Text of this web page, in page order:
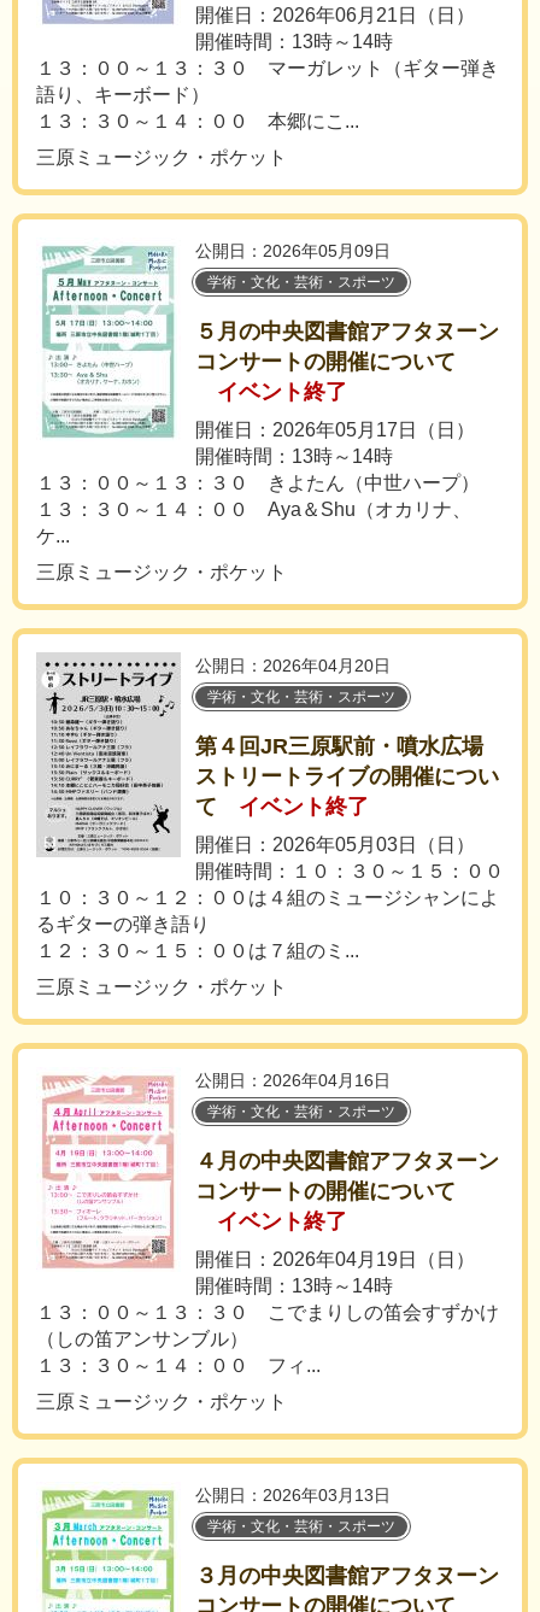
開催日：2026年06月21日（日）
開催時間：13時～14時
１３：００～１３：３０ マーガレット（ギター弾き
語り、キーボード）
１３：３０～１４：００ 本郷にこ...
三原ミュージック・ポケット
公開日：2026年05月09日
学術・文化・芸術・スポーツ
５月の中央図書館アフタヌーン
コンサートの開催について
イベント終了
開催日：2026年05月17日（日）
開催時間：13時～14時
１３：００～１３：３０ きよたん（中世ハープ）
１３：３０～１４：００ Aya＆Shu（オカリナ、
ケ...
三原ミュージック・ポケット
公開日：2026年04月20日
学術・文化・芸術・スポーツ
第４回JR三原駅前・噴水広場
ストリートライブの開催につい
て
イベント終了
開催日：2026年05月03日（日）
開催時間：１０：３０～１５：００
１０：３０～１２：００は４組のミュージシャンによ
るギターの弾き語り
１２：３０～１５：００は７組のミ...
三原ミュージック・ポケット
公開日：2026年04月16日
学術・文化・芸術・スポーツ
４月の中央図書館アフタヌーン
コンサートの開催について
イベント終了
開催日：2026年04月19日（日）
開催時間：13時～14時
１３：００～１３：３０ こでまりしの笛会すずかけ
（しの笛アンサンブル）
１３：３０～１４：００ フィ...
三原ミュージック・ポケット
公開日：2026年03月13日
学術・文化・芸術・スポーツ
３月の中央図書館アフタヌーン
コンサートの開催について